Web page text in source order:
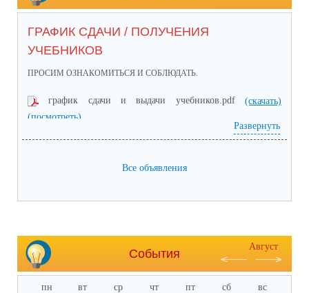
ГРАФИК СДАЧИ / ПОЛУЧЕНИЯ
УЧЕБНИКОВ
ПРОСИМ ОЗНАКОМИТЬСЯ И СОБЛЮДАТЬ.
график сдачи и выдачи учебников.pdf(скачать)
(посмотреть)
Развернуть
Все объявления
События
Август
пн вт ср чт пт сб вс